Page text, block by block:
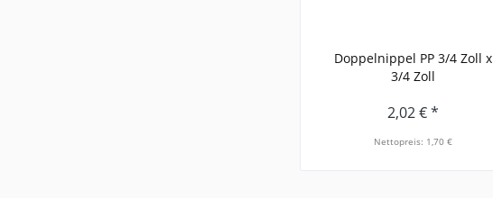
Doppelnippel PP 3/4 Zoll x
3/4 Zoll
2,02 € *
Nettopreis: 1,70 €